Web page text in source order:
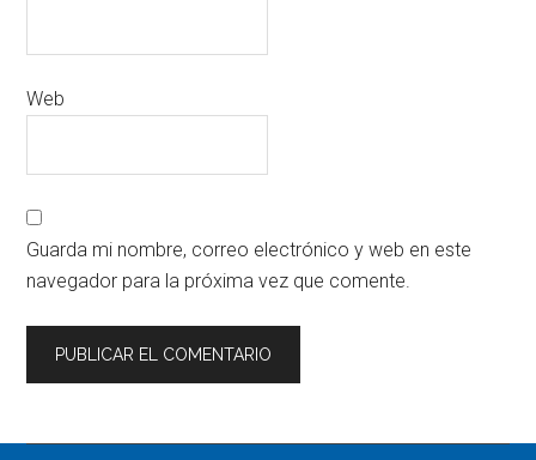
Web
Guarda mi nombre, correo electrónico y web en este
navegador para la próxima vez que comente.